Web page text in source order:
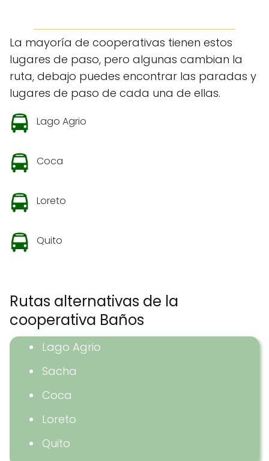
La mayoría de cooperativas tienen estos
lugares de paso, pero algunas cambian la
ruta, debajo puedes encontrar las paradas y
lugares de paso de cada una de ellas.
Lago Agrio
Coca
Loreto
Quito
Rutas alternativas de la
cooperativa Baños
Lago Agrio
Sacha
Coca
Loreto
Quito